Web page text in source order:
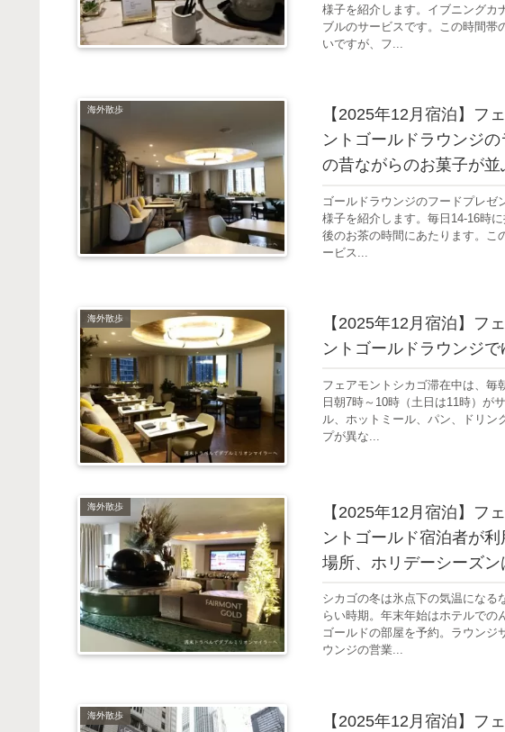
様子を紹介します。イブニングカ
ブルのサービスです。この時間帯
いですが、フ...
海外散歩
【2025年12月宿泊】フ
ントゴールドラウンジ
の昔ながらのお菓子が
ゴールドラウンジのフードプレゼ
様子を紹介します。毎日14-16時
後のお茶の時間にあたります。こ
ービス...
海外散歩
【2025年12月宿泊】フ
ントゴールドラウンジ
フェアモントシカゴ滞在中は、毎
日朝7時～10時（土日は11時）が
ル、ホットミール、パン、ドリン
プが異な...
海外散歩
【2025年12月宿泊】フ
ントゴールド宿泊者が
場所、ホリデーシーズ
シカゴの冬は氷点下の気温になる
らい時期。年末年始はホテルでの
ゴールドの部屋を予約。ラウンジ
ウンジの営業...
海外散歩 【2025年12月宿泊】フ